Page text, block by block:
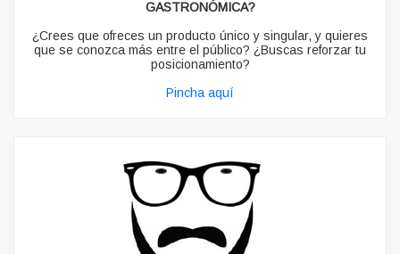
GASTRONÓMICA?
¿Crees que ofreces un producto único y singular, y quieres
que se conozca más entre el público? ¿Buscas reforzar tu
posicionamiento?
Pincha aquí